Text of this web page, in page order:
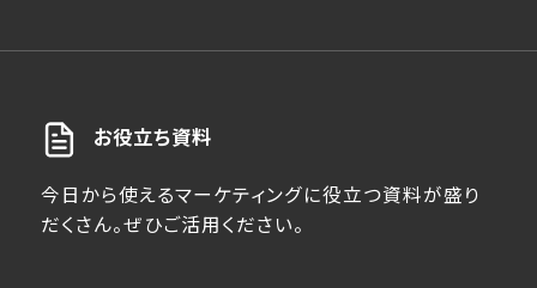
お役立ち資料
今日から使えるマーケティングに役立つ資料が盛り
だくさん。ぜひご活用ください。